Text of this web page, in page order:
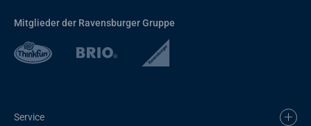
Mitglieder der Ravensburger Gruppe
Service